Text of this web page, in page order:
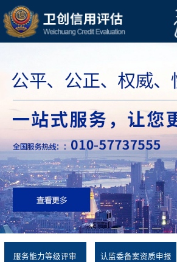
服务能力等级评审 认监委备案资质申报